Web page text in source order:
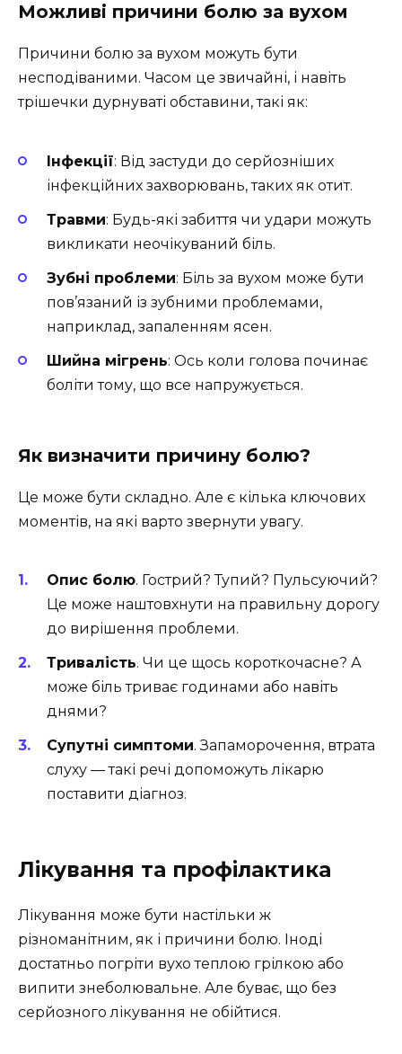
Можливі причини болю за вухом
Причини болю за вухом можуть бути
несподіваними. Часом це звичайні, і навіть
трішечки дурнуваті обставини, такі як:
Інфекції: Від застуди до серйозніших
інфекційних захворювань, таких як отит.
Травми: Будь-які забиття чи удари можуть
викликати неочікуваний біль.
Зубні проблеми: Біль за вухом може бути
пов’язаний із зубними проблемами,
наприклад, запаленням ясен.
Шийна мігрень: Ось коли голова починає
боліти тому, що все напружується.
Як визначити причину болю?
Це може бути складно. Але є кілька ключових
моментів, на які варто звернути увагу.
Опис болю. Гострий? Тупий? Пульсуючий?
Це може наштовхнути на правильну дорогу
до вирішення проблеми.
Тривалість. Чи це щось короткочасне? А
може біль триває годинами або навіть
днями?
Супутні симптоми. Запаморочення, втрата
слуху — такі речі допоможуть лікарю
поставити діагноз.
Лікування та профілактика
Лікування може бути настільки ж
різноманітним, як і причини болю. Іноді
достатньо погріти вухо теплою грілкою або
випити знеболювальне. Але буває, що без
серйозного лікування не обійтися.